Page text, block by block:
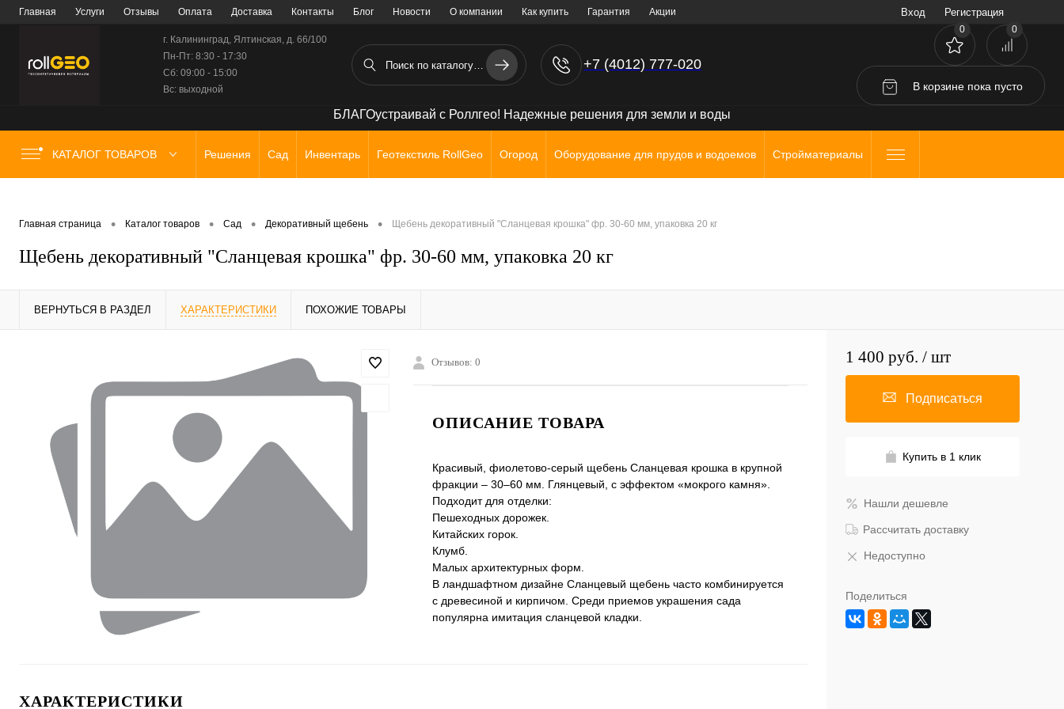
Главная Услуги Отзывы Оплата Доставка Контакты Блог Новости О компании Как купить Гарантия Акции Вход Регистрация
г. Калининград, Ялтинская, д. 66/100
Пн-Пт: 8:30 - 17:30
Сб: 09:00 - 15:00
Вс: выходной
+7 (4012) 777-020
0 0
В корзине пока пусто
БЛАГОустраивай с Роллгео! Надежные решения для земли и воды
КАТАЛОГ ТОВАРОВ Решения Сад Инвентарь Геотекстиль RollGeo Огород Оборудование для прудов и водоемов Стройматериалы
Главная страница • Каталог товаров • Сад • Декоративный щебень • Щебень декоративный "Сланцевая крошка" фр. 30-60 мм, упаковка 20 кг
Щебень декоративный "Сланцевая крошка" фр. 30-60 мм, упаковка 20 кг
ВЕРНУТЬСЯ В РАЗДЕЛ ХАРАКТЕРИСТИКИ ПОХОЖИЕ ТОВАРЫ
Отзывов: 0
ОПИСАНИЕ ТОВАРА
Красивый, фиолетово-серый щебень Сланцевая крошка в крупной
фракции – 30–60 мм. Глянцевый, с эффектом «мокрого камня».
Подходит для отделки:
Пешеходных дорожек.
Китайских горок.
Клумб.
Малых архитектурных форм.
В ландшафтном дизайне Сланцевый щебень часто комбинируется
с древесиной и кирпичом. Среди приемов украшения сада
популярна имитация сланцевой кладки.
ХАРАКТЕРИСТИКИ
1 400 руб. / шт
Подписаться
Купить в 1 клик
Нашли дешевле
Рассчитать доставку
Недоступно
Поделиться